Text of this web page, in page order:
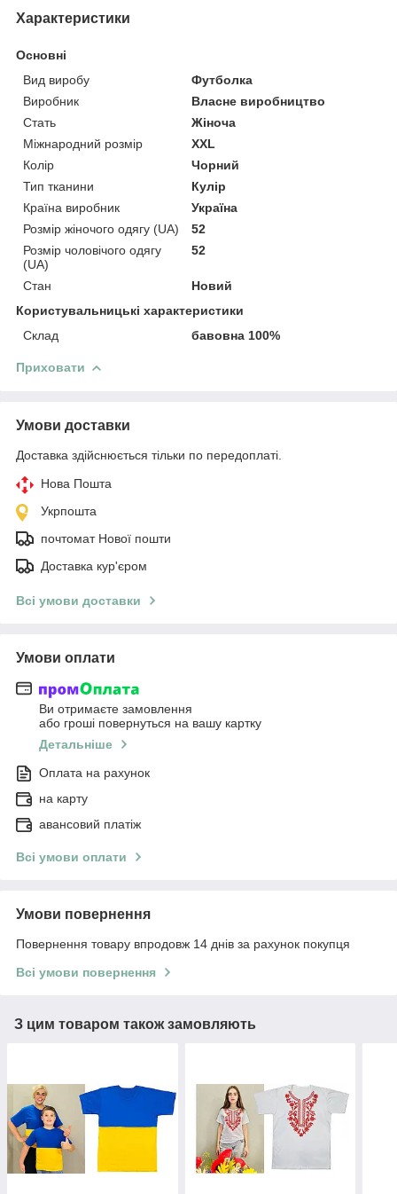
Характеристики
Основні
Вид виробу
Футболка
Виробник
Власне виробництво
Стать
Жіноча
Міжнародний розмір
XXL
Колір
Чорний
Тип тканини
Кулір
Країна виробник
Україна
Розмір жіночого одягу (UA)
52
Розмір чоловічого одягу
(UA)
52
Стан
Новий
Користувальницькі характеристики
Склад
бавовна 100%
Приховати
Умови доставки
Доставка здійснюється тільки по передоплаті.
Нова Пошта
Укрпошта
почтомат Нової пошти
Доставка кур'єром
Всі умови доставки
Умови оплати
Ви отримаєте замовлення
або гроші повернуться на вашу картку
Детальніше
Оплата на рахунок
на карту
авансовий платіж
Всі умови оплати
Умови повернення
Повернення товару впродовж 14 днів за рахунок покупця
Всі умови повернення
З цим товаром також замовляють